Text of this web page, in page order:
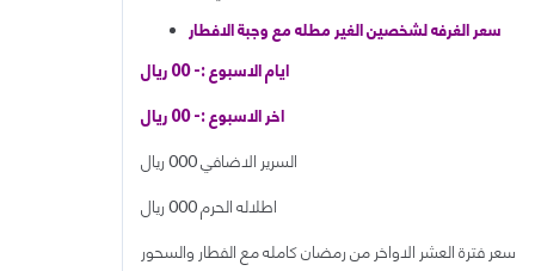
سعر الغرفه لشخصين الغير مطله مع وجبة الافطار
ايام الاسبوع :- 00 ريال
اخر الاسبوع :- 00 ريال
السرير الاضافي 000 ريال
اطلاله الحرم 000 ريال
سعر فترة العشر الاواخر من رمضان كامله مع الفطار والسحور